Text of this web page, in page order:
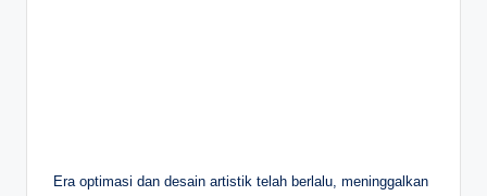
Era optimasi dan desain artistik telah berlalu, meninggalkan